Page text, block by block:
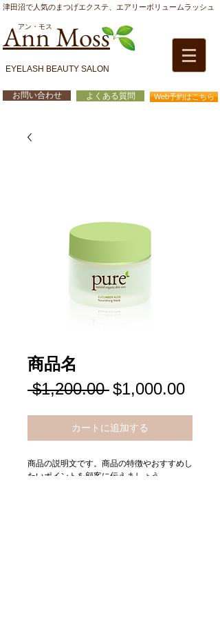
EYELASH BEAUTY SALON
アン・モス
Ann Moss
Web予約はこちら
津田沼で人気のまつげエクステ、エアリーボリュームラッシュ
よくある質問
お問い合わせ
商品名
$1,200.00 通
価
格
$1,000.00セ
価
格
カートに追加する
商品の説明文です。商品の特徴やおすすめし
たいポイントを顧客に伝えましょう。